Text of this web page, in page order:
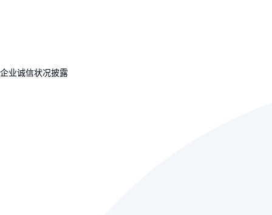
企业诚信状况披露